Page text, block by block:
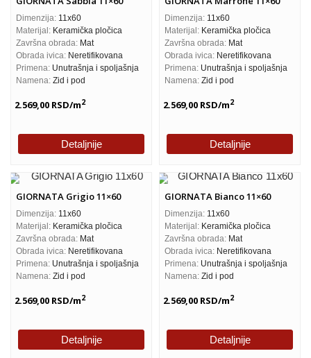
Dimenzija: 11x60
Materijal: Keramička pločica
Završna obrada: Mat
Obrada ivica: Neretifikovana
Primena: Unutrašnja i spoljašnja
Namena: Zid i pod
2.569,00 RSD/m2
Detaljnije
Dimenzija: 11x60
Materijal: Keramička pločica
Završna obrada: Mat
Obrada ivica: Neretifikovana
Primena: Unutrašnja i spoljašnja
Namena: Zid i pod
2.569,00 RSD/m2
Detaljnije
GIORNATA Grigio 11×60
Dimenzija: 11x60
Materijal: Keramička pločica
Završna obrada: Mat
Obrada ivica: Neretifikovana
Primena: Unutrašnja i spoljašnja
Namena: Zid i pod
2.569,00 RSD/m2
Detaljnije
GIORNATA Bianco 11×60
Dimenzija: 11x60
Materijal: Keramička pločica
Završna obrada: Mat
Obrada ivica: Neretifikovana
Primena: Unutrašnja i spoljašnja
Namena: Zid i pod
2.569,00 RSD/m2
Detaljnije